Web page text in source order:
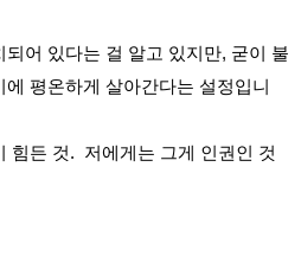
어 있다는 걸 알고 있지만, 굳이 불
평온하게 살아간다는 설정입니
힘든 것. 저에게는 그게 인권인 것